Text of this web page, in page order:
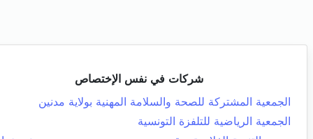
شركات في نفس الإختصاص
الجمعية المشتركة للصحة والسلامة المهنية بولاية مدنين
الجمعية الرياضية للتلفزة التونسية